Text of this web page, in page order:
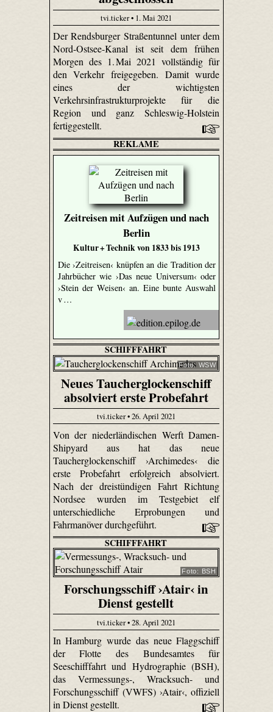
tvi.ticker • 1. Mai 2021
Der Rendsburger Straßentunnel unter dem
Nord-Ostsee-Kanal ist seit dem frühen
Morgen des 1. Mai 2021 vollständig für
den Verkehr freigegeben. Damit wurde
eines der wichtigsten
Verkehrsinfrastrukturprojekte für die
Region und ganz Schleswig-Holstein
fertiggestellt.
REKLAME
Zeitreisen mit Aufzügen und nach
Berlin
Kultur + Technik von 1833 bis 1913
Die ›Zeitreisen‹ knüpfen an die Tradition der
Jahrbücher wie ›Das neue Universum‹ oder
›Stein der Weisen‹ an. Eine bunte Auswahl
v …
SCHIFFFAHRT
Foto: WSW
Neues Taucherglockenschiff
absolviert erste Probefahrt
tvi.ticker • 26. April 2021
Von der niederländischen Werft Damen-
Shipyard aus hat das neue
Taucherglockenschiff ›Archimedes‹ die
erste Probefahrt erfolgreich absolviert.
Nach der dreistündigen Fahrt Richtung
Nordsee wurden im Testgebiet elf
unterschiedliche Erprobungen und
Fahrmanöver durchgeführt.
SCHIFFFAHRT
Foto: BSH
Forschungsschiff ›Atair‹ in
Dienst gestellt
tvi.ticker • 28. April 2021
In Hamburg wurde das neue Flaggschiff
der Flotte des Bundesamtes für
Seeschifffahrt und Hydrographie (BSH),
das Vermessungs-, Wracksuch- und
Forschungsschiff (VWFS) ›Atair‹, offiziell
in Dienst gestellt.